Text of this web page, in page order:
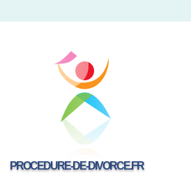
PROCEDURE-DE-DIVORCE.FR